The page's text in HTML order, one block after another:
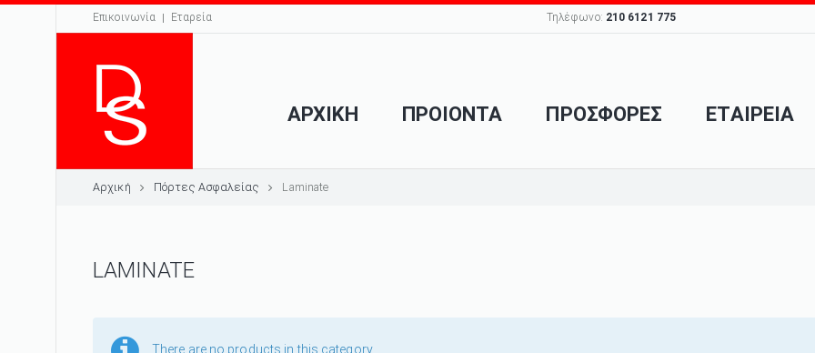
Επικοινωνία Εταρεία Τηλέφωνο: 210 6121 775
ΑΡΧΙΚΗ ΠΡΟΙΟΝΤΑ ΠΡΟΣΦΟΡΕΣ ΕΤΑΙΡΕΙΑ
Αρχική Πόρτες Ασφαλείας Laminate
LAMINATE
There are no products in this category.